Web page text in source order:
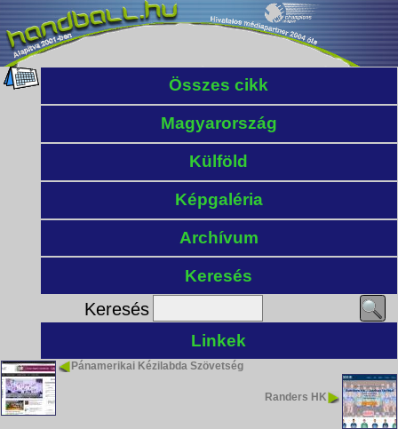
Összes cikk
Magyarország
Külföld
Képgaléria
Archívum
Keresés
Keresés
Linkek
Pánamerikai Kézilabda Szövetség
Randers HK